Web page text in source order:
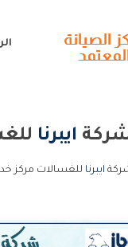
شركة ايبرنا
ايبرنا للغسالات مركز